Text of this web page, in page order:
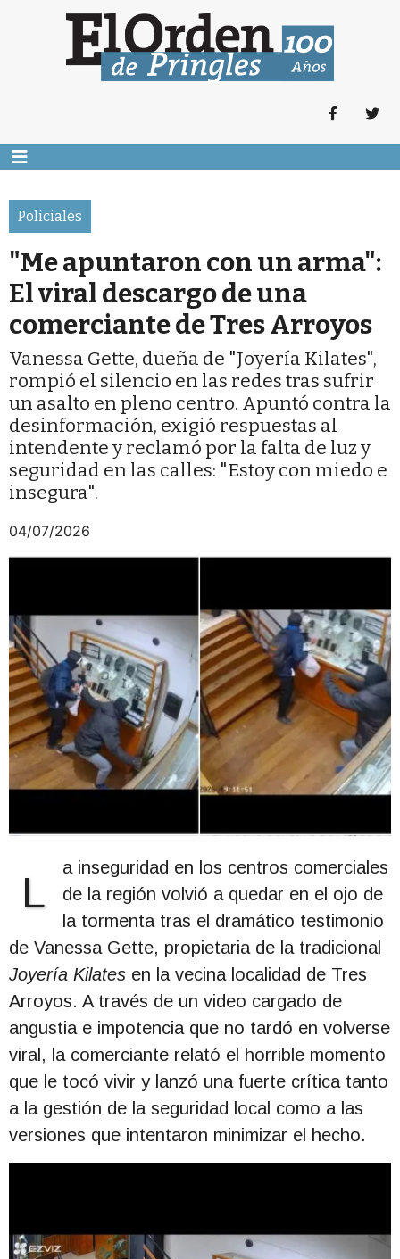
Policiales
"Me apuntaron con un arma":
El viral descargo de una
comerciante de Tres Arroyos
Vanessa Gette, dueña de "Joyería Kilates",
rompió el silencio en las redes tras sufrir
un asalto en pleno centro. Apuntó contra la
desinformación, exigió respuestas al
intendente y reclamó por la falta de luz y
seguridad en las calles: "Estoy con miedo e
insegura".
04/07/2026
L
a inseguridad en los centros comerciales
de la región volvió a quedar en el ojo de
la tormenta tras el dramático testimonio
de Vanessa Gette, propietaria de la tradicional
Joyería Kilates en la vecina localidad de Tres
Arroyos. A través de un video cargado de
angustia e impotencia que no tardó en volverse
viral, la comerciante relató el horrible momento
que le tocó vivir y lanzó una fuerte crítica tanto
a la gestión de la seguridad local como a las
versiones que intentaron minimizar el hecho.